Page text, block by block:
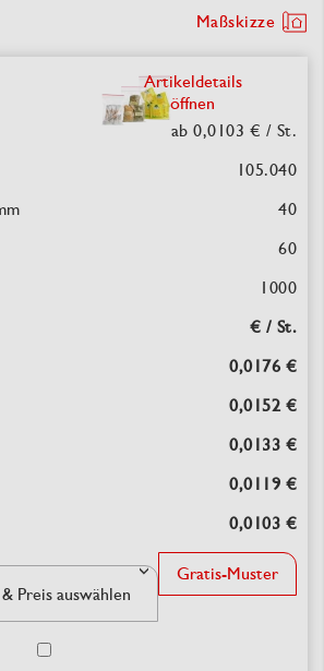
Maßskizze
Artikeldetails
öffnen
ab 0,0103 € / St.
105.040
40
60
1000
€ / St.
0,0176 €
0,0152 €
0,0133 €
0,0119 €
0,0103 €
Gratis-Muster